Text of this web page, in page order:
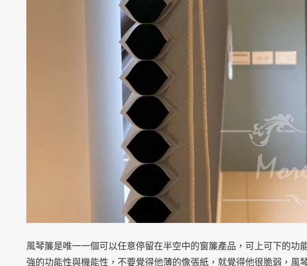
風琴簾是唯一一個可以任意停留在半空中的窗簾產品，可上可下的功
強的功能性與機能性，不要覺得他薄的像張紙，就覺得他很脆弱，風